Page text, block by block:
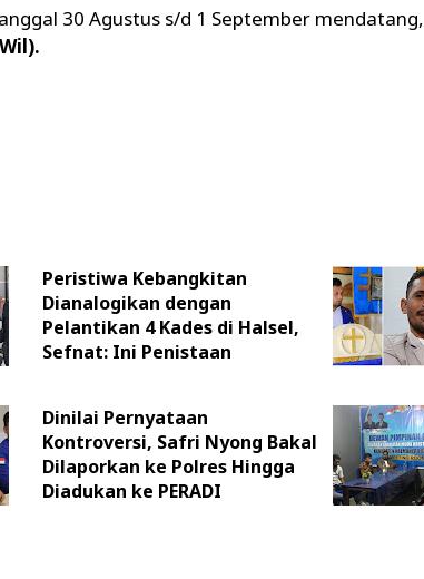
30 Agustus s/d 1 September mendatang,
Peristiwa Kebangkitan
Dianalogikan dengan
Pelantikan 4 Kades di Halsel,
Sefnat: Ini Penistaan
Dinilai Pernyataan
Kontroversi, Safri Nyong Bakal
Dilaporkan ke Polres Hingga
Diadukan ke PERADI